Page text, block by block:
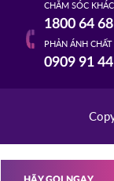
CHĂM SÓC
1800 64
PHẢN ÁNH
0909 91